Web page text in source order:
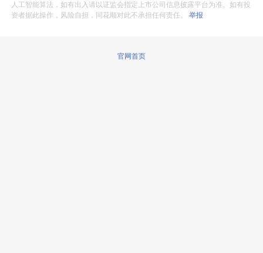
人工智能算法，如有出入请以证监会指定上市公司信息披露平台为准。如有投
资者据此操作，风险自担，同花顺对此不承担任何责任。举报
官网首页